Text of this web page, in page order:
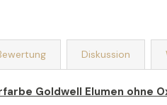
Diskussion
Goldwell Elumen ohne